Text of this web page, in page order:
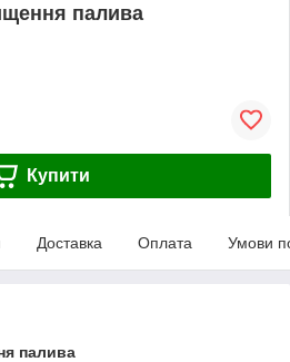
палива
Купити
Доставка Оплата Умови
палива